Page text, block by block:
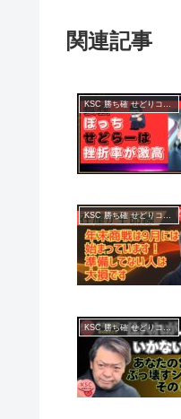
関連記事
KSC 勝ち確 せどりコミュニティ
KSC 勝ち確 せどりコミュニティ
KSC 勝ち確 せどりコミュニティ